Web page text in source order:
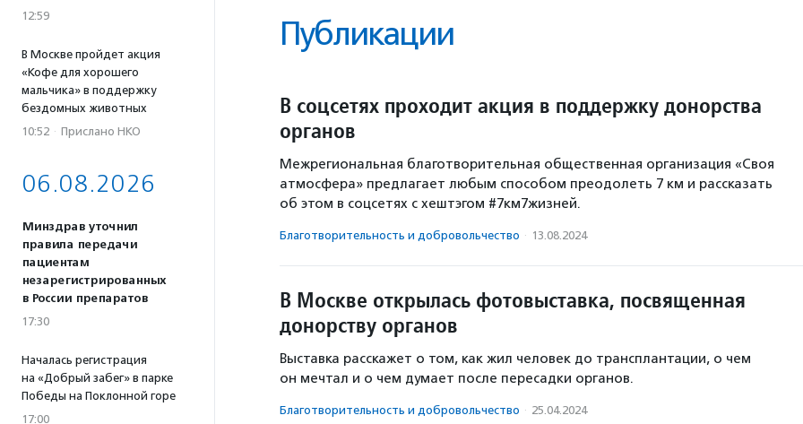
12:59
В Москве пройдет акция
«Кофе для хорошего
мальчика» в поддержку
бездомных животных
10:52 · Прислано НКО
06.08.2026
Минздрав уточнил
правила передачи
пациентам
незарегистрированных
в России препаратов
17:30
Началась регистрация
на «Добрый забег» в парке
Победы на Поклонной горе
17:00
Публикации
В соцсетях проходит акция в поддержку донорства
органов
Межрегиональная благотворительная общественная организация «Своя
атмосфера» предлагает любым способом преодолеть 7 км и рассказать
об этом в соцсетях с хештэгом #7км7жизней.
Благотвори­тель­ность и доброволь­чест­во · 13.08.2024
В Москве открылась фотовыставка, посвященная
донорству органов
Выставка расскажет о том, как жил человек до трансплантации, о чем
он мечтал и о чем думает после пересадки органов.
Благотвори­тель­ность и доброволь­чест­во · 25.04.2024